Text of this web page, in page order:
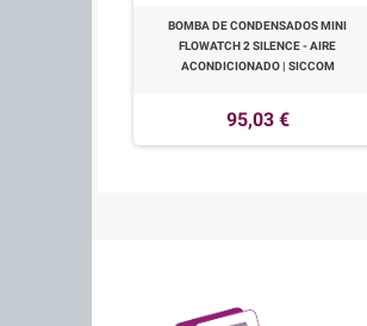
BOMBA DE CONDENSADOS MINI
FLOWATCH 2 SILENCE - AIRE
ACONDICIONADO | SICCOM
95,03 €